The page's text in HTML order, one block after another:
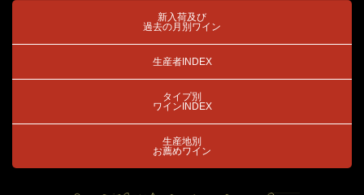
新入荷及び
過去の月別ワイン
生産者INDEX
タイプ別
ワインINDEX
生産地別
お薦めワイン